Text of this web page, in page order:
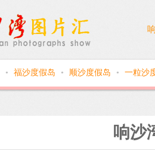
● 福沙度假岛 ● 顺沙度假岛 ● 一粒沙
响沙